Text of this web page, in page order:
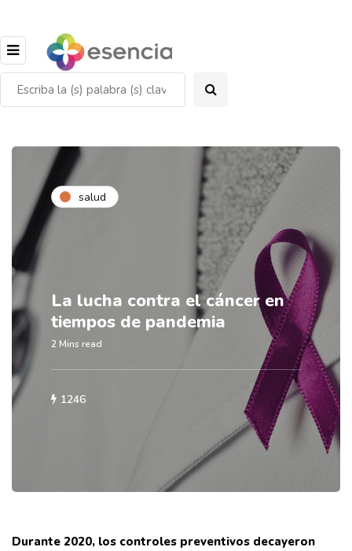
salud
La lucha contra el cáncer en
tiempos de pandemia
2 Mins read
1246
Durante 2020, los controles preventivos decayeron